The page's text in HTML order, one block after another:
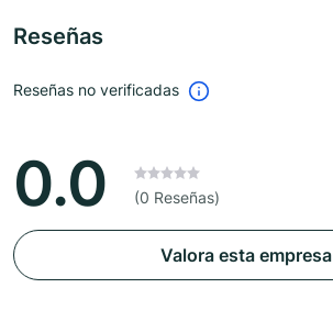
Reseñas
Reseñas no verificadas
0.0 (0 Reseñas)
Valora esta empresa